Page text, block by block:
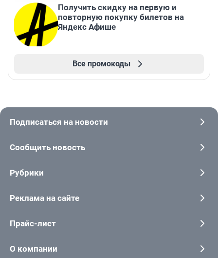
Получить скидку на первую и
повторную покупку билетов на
Яндекс Афише
Все промокоды
Подписаться на новости
Сообщить новость
Рубрики
Реклама на сайте
Прайс-лист
О компании